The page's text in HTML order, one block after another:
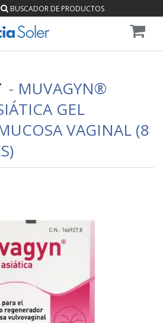
BUSCADOR DE PRODUCTOS
- MUVAGYN®
GEL
VAGINAL (8